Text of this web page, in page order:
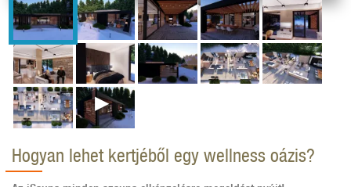
Hogyan lehet kertjéből egy wellness oázis?